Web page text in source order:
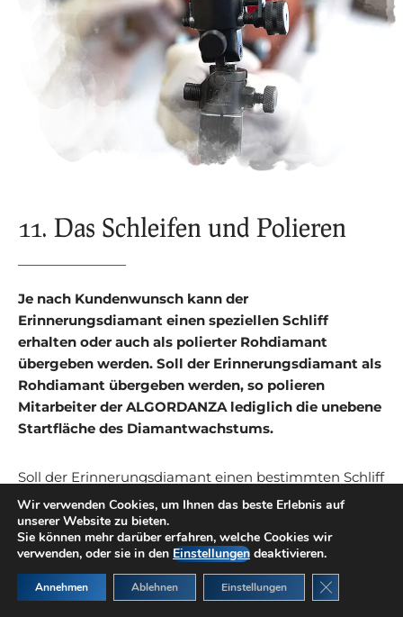
11. Das Schleifen und Polieren
Je nach Kundenwunsch kann der
Erinnerungsdiamant einen speziellen Schliff
erhalten oder auch als polierter Rohdiamant
übergeben werden. Soll der Erinnerungsdiamant als
Rohdiamant übergeben werden, so polieren
Mitarbeiter der ALGORDANZA lediglich die unebene
Startfläche des Diamantwachstums.
Soll der Erinnerungsdiamant einen bestimmten Schliff
entsprechend Ihrem Wunsch erhalten, so wird dies
von unseren externen Experten und langjährigen
Partnern der ALGORDANZA in Westeuropa
übernommen. Das Schleifen und Polieren eines
Diamanten ist eine Kunst, die viel Erfahrung,
Wir verwenden Cookies, um Ihnen das beste Erlebnis auf
unserer Website zu bieten.
Sie können mehr darüber erfahren, welche Cookies wir
verwenden, oder sie in den Einstellungen deaktivieren.
Annehmen Ablehnen Einstellungen GDPR